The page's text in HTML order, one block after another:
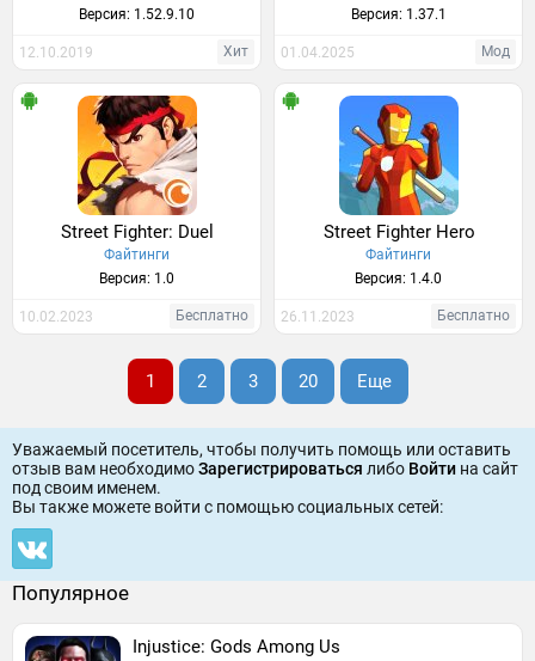
Версия: 1.52.9.10
12.10.2019 Хит
Версия: 1.37.1
01.04.2025 Мод
Street Fighter: Duel
Файтинги
Версия: 1.0
10.02.2023 Бесплатно
Street Fighter Hero
Файтинги
Версия: 1.4.0
26.11.2023 Бесплатно
1 2 3 20 Еще
Уважаемый посетитель, чтобы получить помощь или оставить
отзыв вам необходимоЗарегистрироваться либо Войти на сайт
под своим именем.
Вы также можете войти c помощью социальных сетей:
Популярное
Injustice: Gods Among Us